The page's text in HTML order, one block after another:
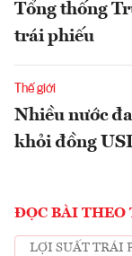
Tổng thống
trái phiếu
Thế giới
Nhiều nước
khỏi đồng
ĐỌC BÀI THEO
LỢI SUẤT TRÁI